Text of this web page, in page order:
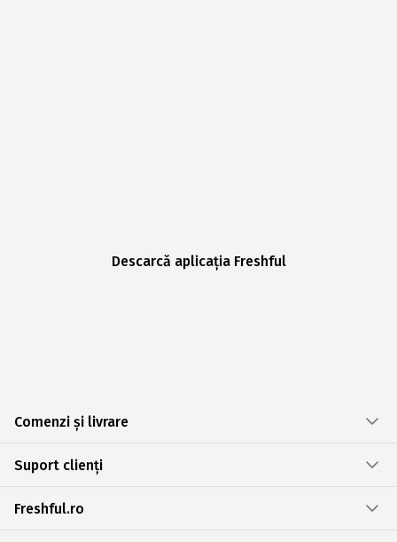
Descarcă aplicația Freshful
Comenzi și livrare
Suport clienți
Freshful.ro